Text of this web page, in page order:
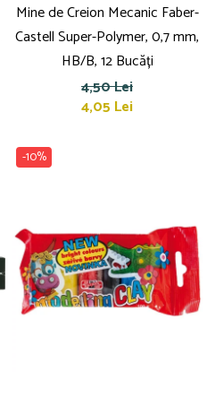
Mine de Creion Mecanic Faber-
Castell Super-Polymer, 0,7 mm,
HB/B, 12 Bucăți
4,50 Lei
4,05 Lei
-10%